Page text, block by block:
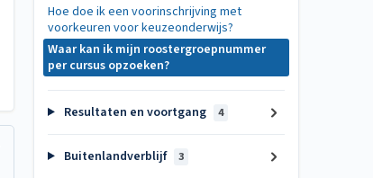
Hoe doe ik een voorinschrijving met
voorkeuren voor keuzeonderwijs?
Waar kan ik mijn roostergroepnummer
per cursus opzoeken?
Resultaten en voortgang 4
Buitenlandverblijf 3